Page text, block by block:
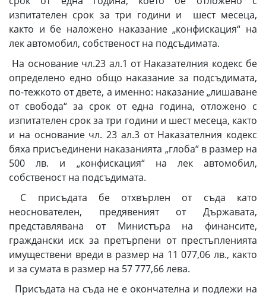
изпитателен срок за три години и шест месеца,
както и бе наложено наказание „конфискация“ на
лек автомобил, собственост на подсъдимата.
На основание чл.23 ал.1 от Наказателния кодекс бе
определено едно общо наказание за подсъдимата,
по-тежкото от двете, а именно: наказание „лишаване
от свобода“ за срок от една година, отложено с
изпитателен срок за три години и шест месеца, както
и на основание чл. 23 ал.3 от Наказателния кодекс
бяха присъединени наказанията „глоба“ в размер на
500 лв. и „конфискация“ на лек автомобил,
собственост на подсъдимата.
С присъдата бе отхвърлен от съда като
неоснователен, предявеният от Държавата,
представлявана от Министъра на финансите,
граждански иск за претърпени от престъпленията
имуществени вреди в размер на 11 077,06 лв., както
и за сумата в размер на 57 777,66 лева.
Присъдата на съда не е окончателна и подлежи на